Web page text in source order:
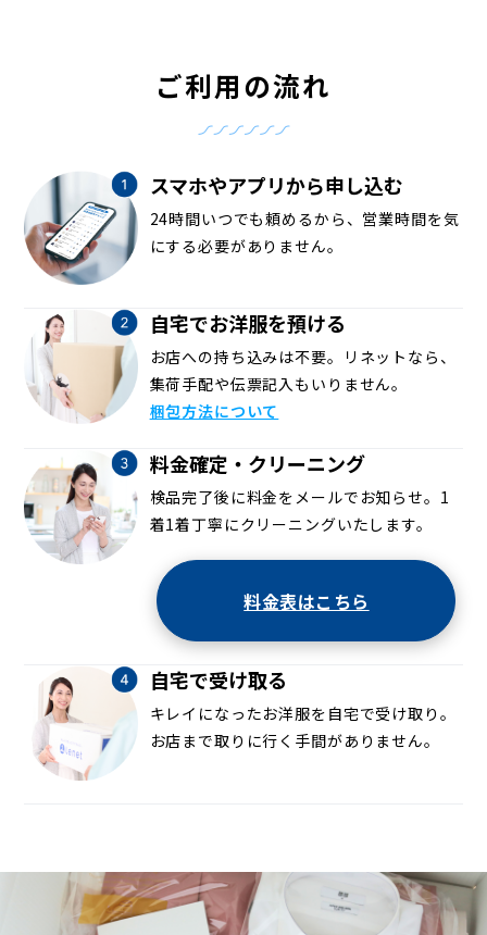
ご利用の流れ
スマホやアプリから申し込む
24時間いつでも頼めるから、営業時間を気
にする必要がありません。
自宅でお洋服を預ける
お店への持ち込みは不要。リネットなら、
集荷手配や伝票記入もいりません。
梱包方法について
料金確定・クリーニング
検品完了後に料金をメールでお知らせ。1
着1着丁寧にクリーニングいたします。
料金表はこちら
自宅で受け取る
キレイになったお洋服を自宅で受け取り。
お店まで取りに行く手間がありません。